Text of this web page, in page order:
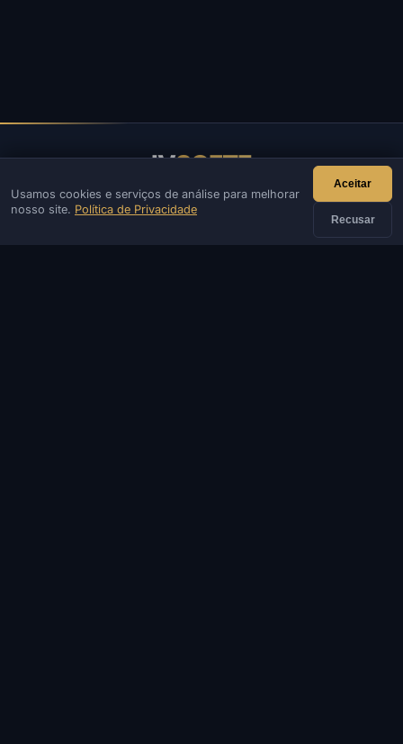
IVSOFTE
IVSOFTE — loja de software. Fornecemos serviços de
instalação e inicialização de software.
Usamos cookies e serviços de análise para melhorar
nosso site. Política de Privacidade
Aceitar
Recusar